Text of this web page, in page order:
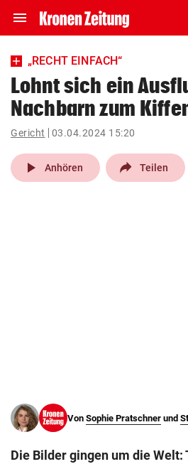
menu Navigation
ein-/ausklappen
account_circle Anmelden
pin_drop
Wien
„RECHT EINFACH“
Lohnt sich ein
Nachbarn zum
Gericht 03.04.2024 15:20
play_arrow Anhören Teilen
Von Sophie Pratschner und
Die Bilder gingen um die Welt: